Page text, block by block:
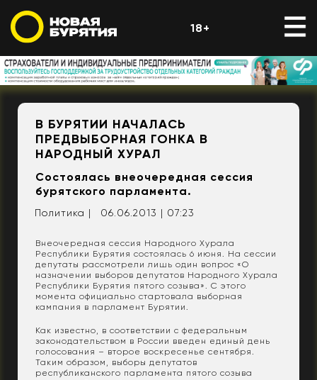
18+
В БУРЯТИИ НАЧАЛАСЬ
ПРЕДВЫБОРНАЯ ГОНКА В
НАРОДНЫЙ ХУРАЛ
Состоялась внеочередная сессия
бурятского парламента.
Политика | 06.06.2013 | 07:23
Внеочередная сессия Народного Хурала
Республики Бурятия состоялась 6 июня. На сессии
депутаты рассмотрели лишь один вопрос «О
назначении выборов депутатов Народного Хурала
Республики Бурятия пятого созыва». С этого
момента официально стартовала выборная
кампания в парламент Бурятии.
Как известно, в соответствии с федеральным
законодательством в России введен единый день
голосования – второе воскресенье сентября.
Таким образом, выборы депутатов
республиканского парламента пятого созыва